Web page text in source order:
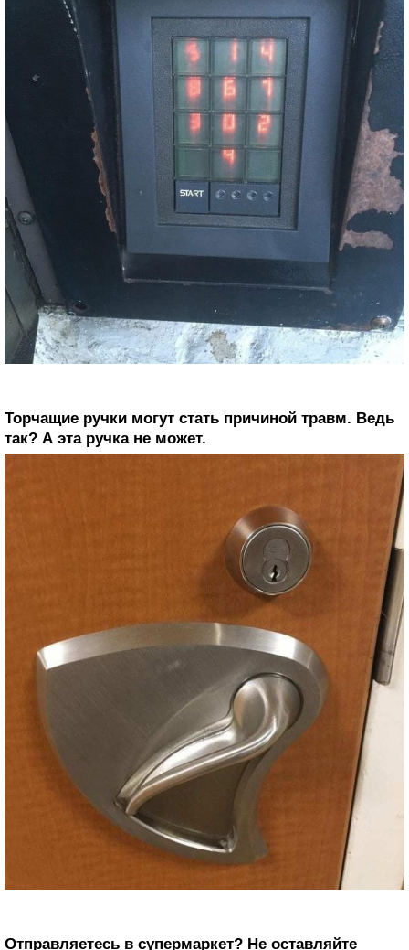
Торчащие ручки могут стать причиной травм. Ведь
так? А эта ручка не может.
Отправляетесь в супермаркет? Не оставляйте